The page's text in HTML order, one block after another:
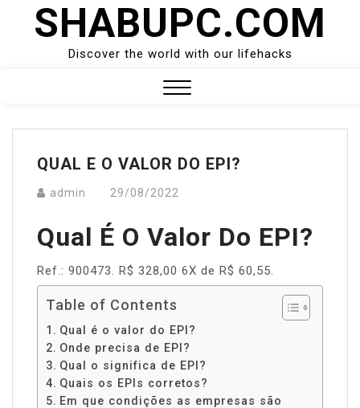
SHABUPC.COM
Discover the world with our lifehacks
Menu
QUAL E O VALOR DO EPI?
admin 29/08/2022
Qual É O Valor Do EPI?
Ref.: 900473. R$ 328,00 6X de R$ 60,55.
Table of Contents
Qual é o valor do EPI?
Onde precisa de EPI?
Qual o significa de EPI?
Quais os EPIs corretos?
Em que condições as empresas são